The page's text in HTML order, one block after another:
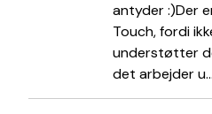
antyder :)Der
Touch, fordi
understøtter
det arbejder u...